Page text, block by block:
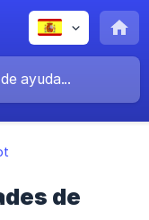
de